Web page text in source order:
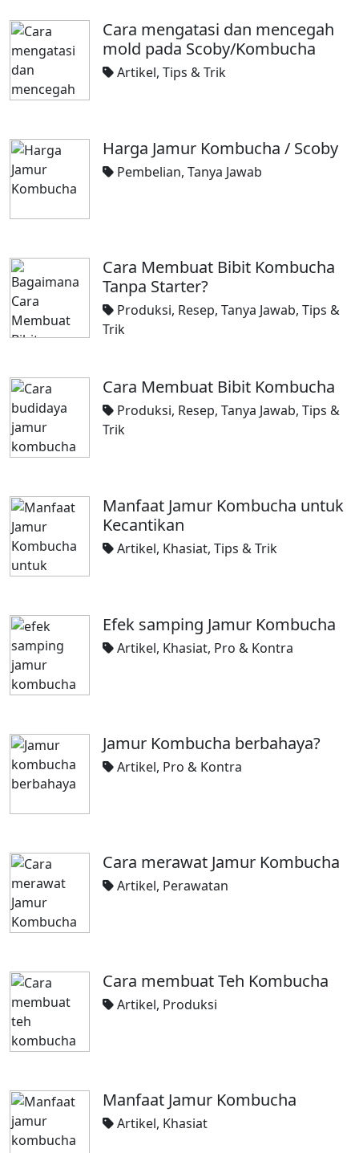
Cara mengatasi dan mencegah
mold pada Scoby/Kombucha
Artikel, Tips & Trik
Harga Jamur Kombucha / Scoby
Pembelian, Tanya Jawab
Cara Membuat Bibit Kombucha
Tanpa Starter?
Produksi, Resep, Tanya Jawab, Tips &
Trik
Cara Membuat Bibit Kombucha
Produksi, Resep, Tanya Jawab, Tips &
Trik
Manfaat Jamur Kombucha untuk
Kecantikan
Artikel, Khasiat, Tips & Trik
Efek samping Jamur Kombucha
Artikel, Khasiat, Pro & Kontra
Jamur Kombucha berbahaya?
Artikel, Pro & Kontra
Cara merawat Jamur Kombucha
Artikel, Perawatan
Cara membuat Teh Kombucha
Artikel, Produksi
Manfaat Jamur Kombucha
Artikel, Khasiat